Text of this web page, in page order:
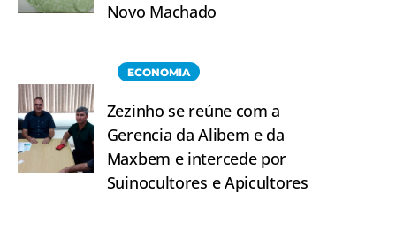
Novo Machado
ECONOMIA
Zezinho se reúne com a
Gerencia da Alibem e da
Maxbem e intercede por
Suinocultores e Apicultores